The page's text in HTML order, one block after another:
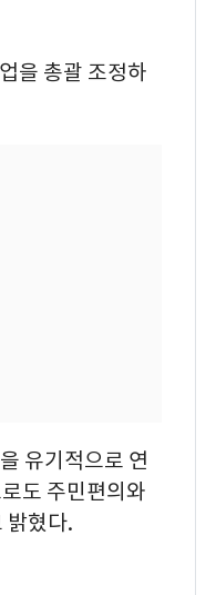
을 총괄 조정하
유기적으로 연
도 주민편의와
밝혔다.